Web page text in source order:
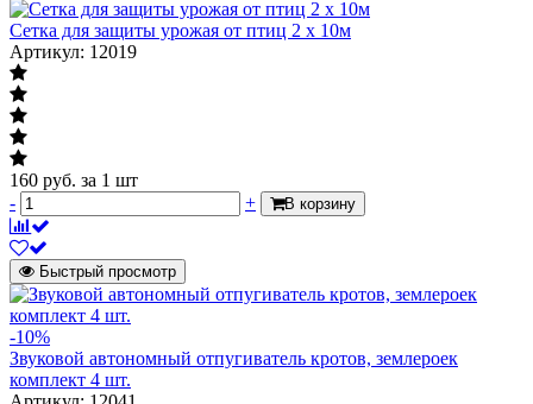
Cетка для защиты урожая от птиц 2 х 10м
Артикул: 12019
160 руб. за 1 шт
-
+ В корзину
Быстрый просмотр
-10%
Звуковой автономный отпугиватель кротов, землероек
комплект 4 шт.